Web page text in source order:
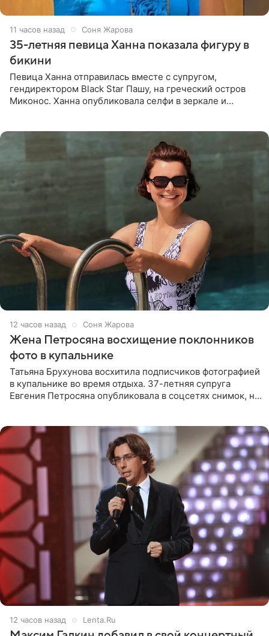
11 часов назад Соня Жарова
35-летняя певица Ханна показала фигуру в
бикини
Певица Ханна отправилась вместе с супругом,
гендиректором Black Star Пашу, на греческий остров
Миконос. Ханна опубликовала селфи в зеркале и
12 часов назад Соня Жарова
Жена Петросяна восхищение поклонников
фото в купальнике
Татьяна Брухунова восхитила подписчиков фотографией
в купальнике во время отдыха. 37-летняя супруга
Евгения Петросяна опубликовала в соцсетях снимок, на
12 часов назад Lenta.Ru